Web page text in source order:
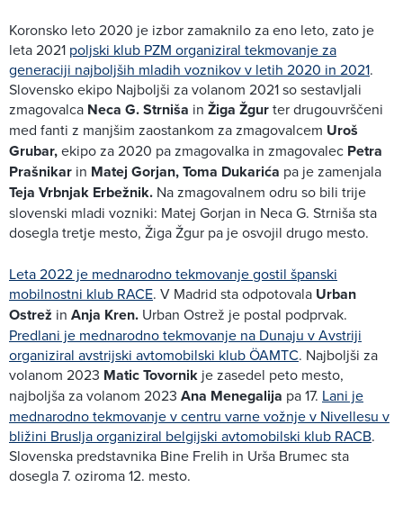
Koronsko leto 2020 je izbor zamaknilo za eno leto, zato je
leta 2021 poljski klub PZM organiziral tekmovanje za
generaciji najboljših mladih voznikov v letih 2020 in 2021.
Slovensko ekipo Najboljši za volanom 2021 so sestavljali
zmagovalca Neca G. Strniša in Žiga Žgurter drugouvrščeni
med fanti z manjšim zaostankom za zmagovalcem Uroš
Grubar,ekipo za 2020 pa zmagovalka in zmagovalec Petra
Prašnikar in Matej Gorjan, Toma Dukarića pa je zamenjala
Teja Vrbnjak Erbežnik. Na zmagovalnem odru so bili trije
slovenski mladi vozniki: Matej Gorjan in Neca G. Strniša sta
dosegla tretje mesto, Žiga Žgur pa je osvojil drugo mesto.
Leta 2022 je mednarodno tekmovanje gostil španski
mobilnostni klub RACE. V Madrid sta odpotovala Urban
Ostrež in Anja Kren. Urban Ostrež je postal podprvak.
Predlani je mednarodno tekmovanje na Dunaju v Avstriji
organiziral avstrijski avtomobilski klub ÖAMTC. Najboljši za
volanom 2023 Matic Tovornik je zasedel peto mesto,
najboljša za volanom 2023 Ana Menegalija pa 17. Lani je
mednarodno tekmovanje v centru varne vožnje v Nivellesu v
bližini Bruslja organiziral belgijski avtomobilski klub RACB.
Slovenska predstavnika Bine Frelih in Urša Brumec sta
dosegla 7. oziroma 12. mesto.